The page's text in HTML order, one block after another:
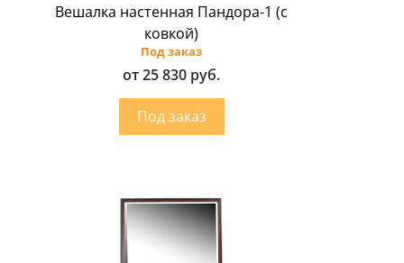
Вешалка настенная Пандора-1 (с
ковкой)
Под заказ
от 25 830 руб.